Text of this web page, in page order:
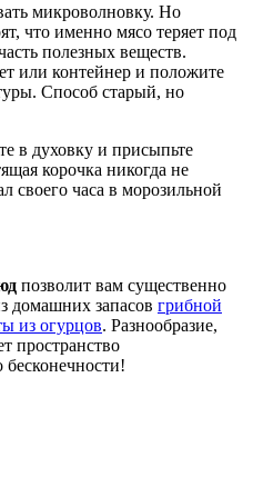
микроволновку. Но
что именно мясо теряет под
полезных веществ.
или контейнер и положите
Способ старый, но
в духовку и присыпьте
корочка никогда не
своего часа в морозильной
позволит вам существенно
домашних запасов грибной
из огурцов. Разнообразие,
пространство
бесконечности!